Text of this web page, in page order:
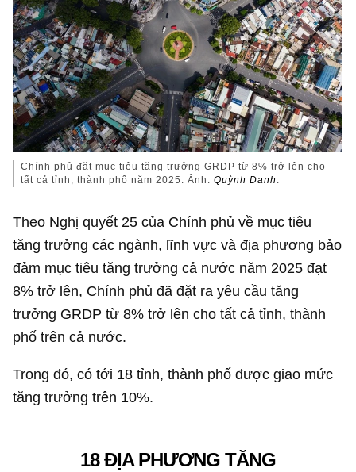
Chính phủ đặt mục tiêu tăng trưởng GRDP từ 8% trở lên cho
tất cả tỉnh, thành phố năm 2025. Ảnh:Quỳnh Danh .
Theo Nghị quyết 25 của Chính phủ về mục tiêu
tăng trưởng các ngành, lĩnh vực và địa phương bảo
đảm mục tiêu tăng trưởng cả nước năm 2025 đạt
8% trở lên, Chính phủ đã đặt ra yêu cầu tăng
trưởng GRDP từ 8% trở lên cho tất cả tỉnh, thành
phố trên cả nước.
Trong đó, có tới 18 tỉnh, thành phố được giao mức
tăng trưởng trên 10%.
18 ĐỊA PHƯƠNG TĂNG